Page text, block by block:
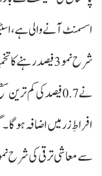
اسسمنٹ آنے والی ہے،
نے 0.7فیصد کی کم
افراطِ زر میں اضافہ